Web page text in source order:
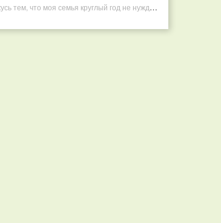
Горжусь тем, что моя семья круглый год не нуждается в покупных витаминах